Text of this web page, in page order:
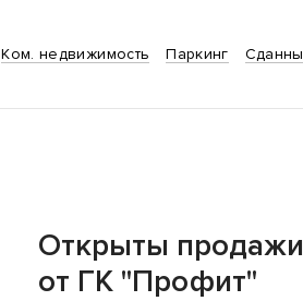
Ком. недвижимость Паркинг
Открыты
от ГК "Профит"